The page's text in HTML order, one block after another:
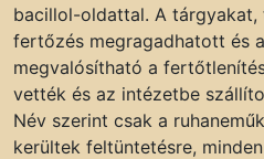
bacillol-oldattal. A tárgyakat,
fertőzés megragadhatott és
megvalósítható a
vették és az intézetbe
Név szerint csak a
kerültek feltüntetésre,